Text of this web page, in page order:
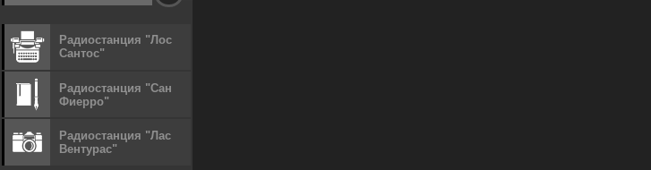
Радиостанция "Лос
Сантос"
Радиостанция "Сан
Фиерро"
Радиостанция "Лас
Вентурас"